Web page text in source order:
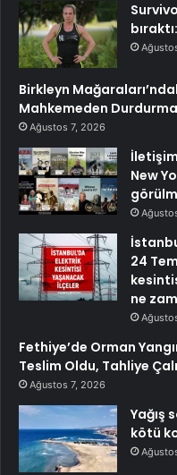
Birkleyn
Mahkemeden Durdurma
Ağustos 7, 2026
New
24
ne
Fethiye’de Orman
Teslim Oldu, Tahliye
Ağustos 7, 2026
Yağış
kötü